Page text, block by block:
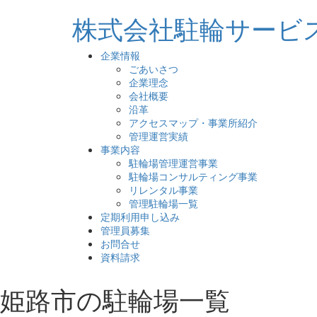
株式会社駐輪サービ
企業情報
ごあいさつ
企業理念
会社概要
沿革
アクセスマップ・事業所紹介
管理運営実績
事業内容
駐輪場管理運営事業
駐輪場コンサルティング事業
リレンタル事業
管理駐輪場一覧
定期利用申し込み
管理員募集
お問合せ
資料請求
姫路市の駐輪場一覧